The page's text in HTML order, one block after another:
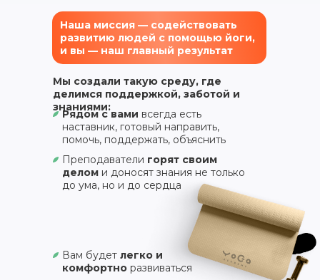
Вам будет легко и
комфортно развиваться
Преподаватели горят своим
делом и доносят знания не только
до ума, но и до сердца
Рядом с вами всегда есть
наставник, готовый направить,
помочь, поддержать, объяснить
Мы создали такую среду, где
делимся поддержкой, заботой и
знаниями:
Наша миссия — содействовать
развитию людей с помощью йоги,
и вы — наш главный результат